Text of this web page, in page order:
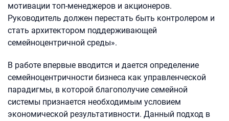
мотивации топ-менеджеров и акционеров.
Руководитель должен перестать быть контролером и
стать архитектором поддерживающей
семейноцентричной среды».
В работе впервые вводится и дается определение
семейноцентричности бизнеса как управленческой
парадигмы, в которой благополучие семейной
системы признается необходимым условием
экономической результативности. Данный подход в